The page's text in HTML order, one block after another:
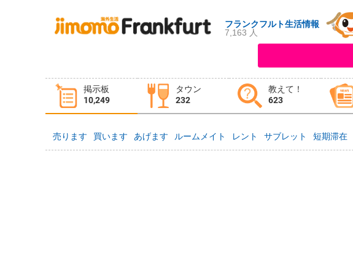
フランクフルト生活情報
7,163 人
掲示板
10,249
タウン
232
教えて！
623
タウン情報 教えて！
イベント 求人
売ります 買います あげます ルームメイト レント サブレット 短期滞在